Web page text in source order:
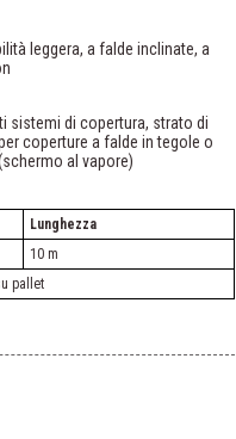
leggera, a falde inclinate, a
sistemi di copertura, strato di
coperture a falde in tegole o
al vapore)
Lunghezza
10 m
pallet